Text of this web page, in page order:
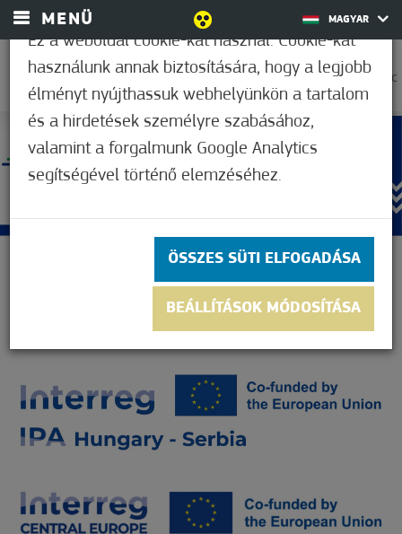
MENÜ MAGYAR
35,0°C
Ez a weboldal cookie-kat használ. Cookie-kat
használunk annak biztosítására, hogy a legjobb
élményt nyújthassuk webhelyünkön a tartalom
és a hirdetések személyre szabásához,
valamint a forgalmunk Google Analytics
segítségével történő elemzéséhez.
ÖSSZES SÜTI ELFOGADÁSA
BEÁLLÍTÁSOK MÓDOSÍTÁSA